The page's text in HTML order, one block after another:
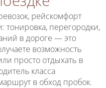
рейскомфорт
тонировка, перегородки,
в дороге — это
возможность
просто отдыхать в
класса
в обход пробок.